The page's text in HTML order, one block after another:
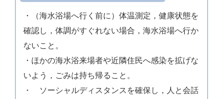
・（海水浴場へ行く前に）体温測定，健康状態を
確認し，体調がすぐれない場合，海水浴場へ行か
ないこと。
・ほかの海水浴来場者や近隣住民へ感染を拡げな
いよう，ごみは持ち帰ること。
・ ソーシャルディスタンスを確保し，人と会話